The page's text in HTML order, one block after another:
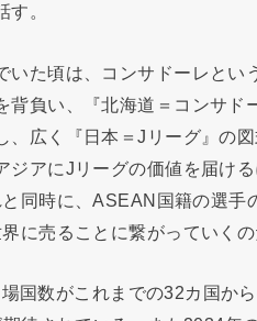
。
いた頃は、コンサドーレとい
背負い、『北海道＝コンサド
、広く『日本＝Jリーグ』の
ジアにJリーグの価値を届け
同時に、ASEAN国籍の選手
に売ることに繋がっていくの
国数がこれまでの32カ国か